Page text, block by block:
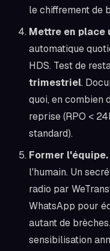
le chiffrement de
Mettre en place
automatique
HDS. Test de
trimestriel.
quoi, en combien
reprise (RPO <
standard).
Former l'équipe.
l'humain. Un
radio par
WhatsApp pour
autant de
sensibilisation